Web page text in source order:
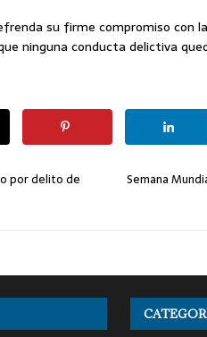
su firme compromiso con
ninguna conducta delictiva
por delito de
Semana